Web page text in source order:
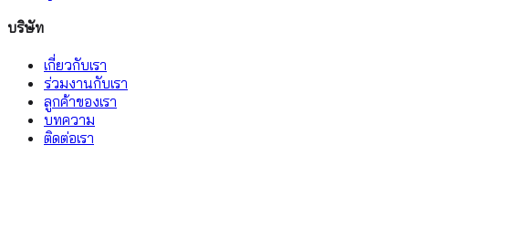
บริษัท
เกี่ยวกับเรา
ร่วมงานกับเรา
ลูกค้าของเรา
บทความ
ติดต่อเรา